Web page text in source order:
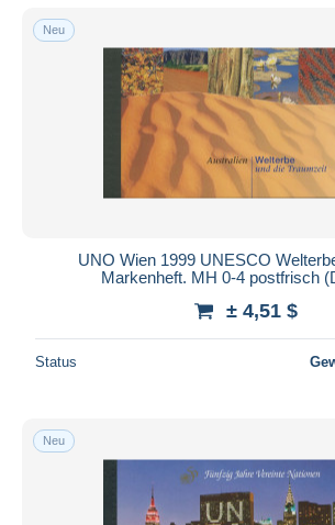
Neu
UNO Wien 1999 UNESCO
Markenheft. MH 0-4 postfrisch
± 4,51 $
Status
Neu